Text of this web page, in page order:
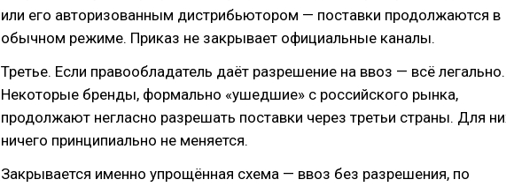
или его авторизованным дистрибьютором — поставки продолжаются в
обычном режиме. Приказ не закрывает официальные каналы.
Третье. Если правообладатель даёт разрешение на ввоз — всё легально.
Некоторые бренды, формально «ушедшие» с российского рынка,
продолжают негласно разрешать поставки через третьи страны. Для
ничего принципиально не меняется.
Закрывается именно упрощённая схема — ввоз без разрешения, по